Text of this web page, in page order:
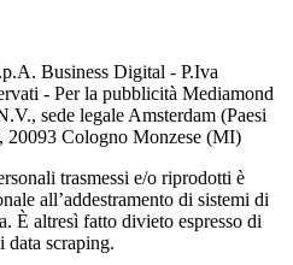
Business Digital - P.Iva
- Per la pubblicità Mediamond
sede legale Amsterdam (Paesi
Cologno Monzese (MI)
trasmessi e/o riprodotti è
all’addestramento di sistemi di
È altresì fatto divieto espresso di
data scraping.